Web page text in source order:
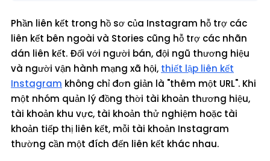
Phần liên kết trong hồ sơ của Instagram hỗ trợ các
liên kết bên ngoài và Stories cũng hỗ trợ các nhãn
dán liên kết. Đối với người bán, đội ngũ thương hiệu
và người vận hành mạng xã hội, thiết lập liên kết
Instagram không chỉ đơn giản là "thêm một URL". Khi
một nhóm quản lý đồng thời tài khoản thương hiệu,
tài khoản khu vực, tài khoản thử nghiệm hoặc tài
khoản tiếp thị liên kết, mỗi tài khoản Instagram
thường cần một đích đến liên kết khác nhau.